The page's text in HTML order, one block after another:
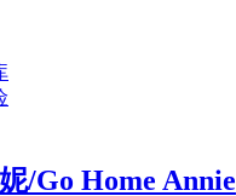
/Go Home Annie